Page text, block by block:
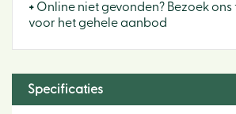
+ Online niet gevonden? Bezoek
voor het gehele aanbod
Specificaties